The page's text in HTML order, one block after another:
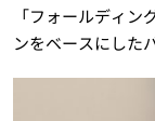
「フォールディ
ンをベースにした